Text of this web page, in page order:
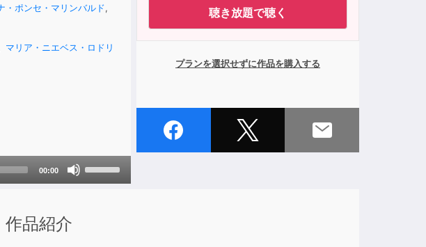
・ポンセ・マリンバルド,
マリア・ニエベス・ロドリ
00:00
聴き放題で聴く
プランを選択せずに作品を購入する
作品紹介